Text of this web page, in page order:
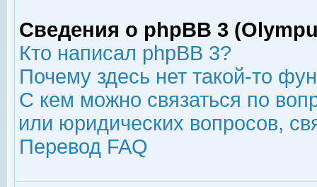
Сведения о phpBB 3
Кто написал phpBB 3?
Почему здесь нет такой-то
С кем можно связаться по
или юридических вопросов,
Перевод FAQ